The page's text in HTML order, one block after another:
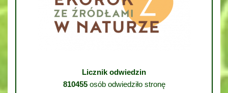
Licznik odwiedzin
810455osób odwiedziło stronę